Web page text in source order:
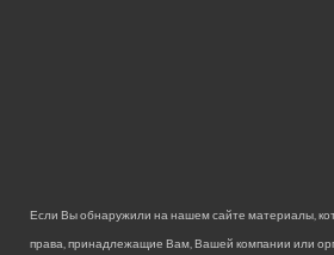
Если Вы обнаружили на нашем сайте материалы,
права, принадлежащие Вам, Вашей компании или